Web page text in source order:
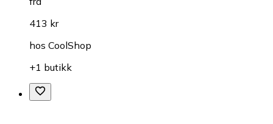
413 kr
hos CoolShop
+1 butikk